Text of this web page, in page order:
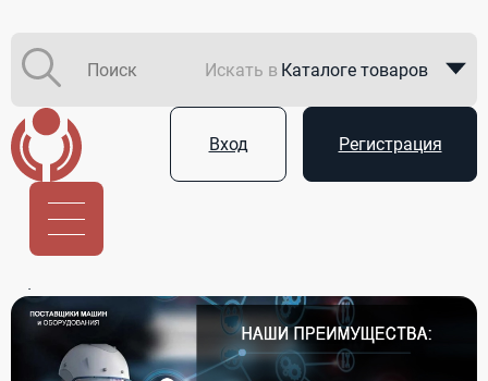
Искать в Каталоге товаров
Вход Регистрация